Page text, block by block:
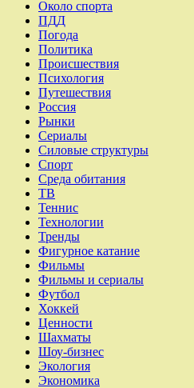
Около спорта
ПДД
Погода
Политика
Происшествия
Психология
Путешествия
Россия
Рынки
Сериалы
Силовые структуры
Спорт
Среда обитания
ТВ
Теннис
Технологии
Тренды
Фигурное катание
Фильмы
Фильмы и сериалы
Футбол
Хоккей
Ценности
Шахматы
Шоу-бизнес
Экология
Экономика